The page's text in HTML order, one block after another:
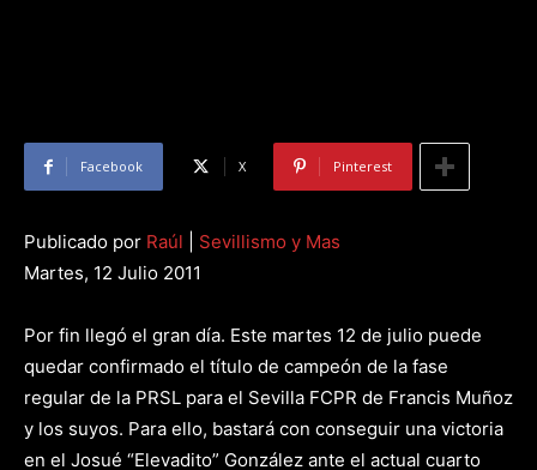
Facebook X Pinterest
Publicado por Raúl
Sevillismo y Mas
Martes, 12 Julio 2011
Por fin llegó el gran día. Este martes 12 de julio puede
quedar confirmado el título de campeón de la fase
regular de la PRSL para el Sevilla FCPR de Francis Muñoz
y los suyos. Para ello, bastará con conseguir una victoria
en el Josué “Elevadito” González ante el actual cuarto